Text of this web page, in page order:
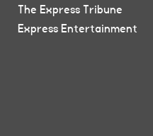
The Express Tribune
Express Entertainment